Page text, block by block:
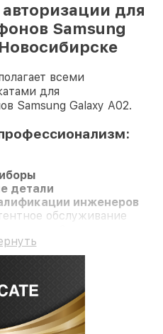
для
Samsung
всеми
для
Samsung Galaxy A02.
детали
инженеров
обслуживание